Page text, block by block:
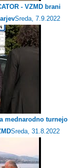
- VZMD brani
Sreda, 7.9.2022
mednarodno turnejo
Sreda, 31.8.2022